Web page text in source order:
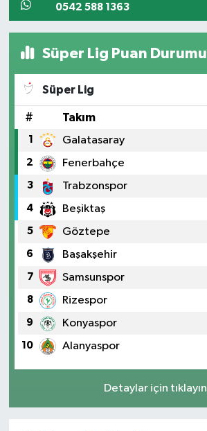
0542 588 1363
Süper Lig Puan Durumu
Süper Lig
# Takım
1 Galatasaray
2 Fenerbahçe
3 Trabzonspor
4 Beşiktaş
5 Göztepe
6 Başakşehir
7 Samsunspor
8 Rizespor
9 Konyaspor
10 Alanyaspor
Detaylar için tıklayın